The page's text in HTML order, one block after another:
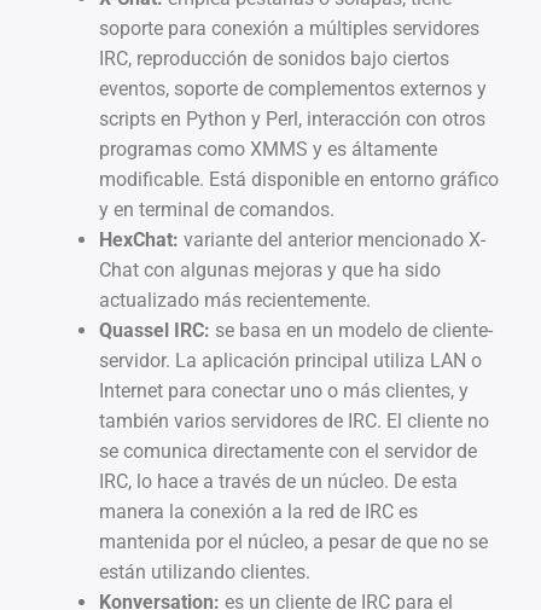
soporte para conexión a múltiples servidores
IRC, reproducción de sonidos bajo ciertos
eventos, soporte de complementos externos y
scripts en Python y Perl, interacción con otros
programas como XMMS y es áltamente
modificable. Está disponible en entorno gráfico
y en terminal de comandos.
HexChat: variante del anterior mencionado X-
Chat con algunas mejoras y que ha sido
actualizado más recientemente.
Quassel IRC: se basa en un modelo de cliente-
servidor. La aplicación principal utiliza LAN o
Internet para conectar uno o más clientes, y
también varios servidores de IRC. El cliente no
se comunica directamente con el servidor de
IRC, lo hace a través de un núcleo. De esta
manera la conexión a la red de IRC es
mantenida por el núcleo, a pesar de que no se
están utilizando clientes.
Konversation: es un cliente de IRC para el